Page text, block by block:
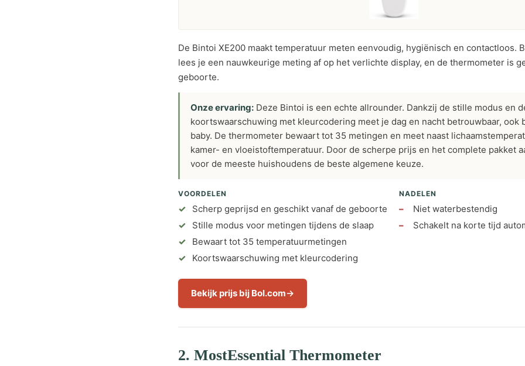
De Bintoi XE200 maakt temperatuur meten eenvoudig, hygiënisch en contactloos.
lees je een nauwkeurige meting af op het verlichte display, en de thermometer is
geboorte.
Onze ervaring: Deze Bintoi is een echte allrounder. Dankzij de stille modus en
koortswaarschuwing met kleurcodering meet je dag en nacht betrouwbaar, ook
baby. De thermometer bewaart tot 35 metingen en meet naast
kamer- en vloeistoftemperatuur. Door de scherpe prijs en het complete pakket
voor de meeste huishoudens de beste algemene keuze.
VOORDELEN
Scherp geprijsd en geschikt vanaf de geboorte
Stille modus voor metingen tijdens de slaap
Bewaart tot 35 temperatuurmetingen
Koortswaarschuwing met kleurcodering
NADELEN
Niet waterbestendig
Schakelt na korte tijd
Bekijk prijs bij Bol.com
2. MostEssential Thermometer